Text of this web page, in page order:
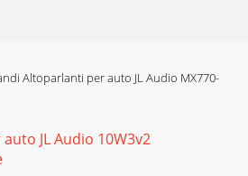
Altoparlanti per auto JL Audio MX770-
JL Audio 10W3v2